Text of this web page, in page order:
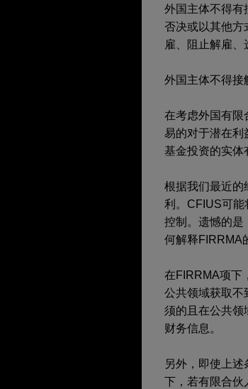
外国主体不得有
否决或以其他方
雇、阻止解雇
外国主体不得接
在考虑外国有限
易的对于潜在利
基金投资的实体
根据我们最近的
利。CFIUS可能
控制。遗憾的是
何解释FIRRMA
在FIRRMA项下
公共领域获取不
须的且在公共领
财务信息。
另外，即使上
下，若有限合伙